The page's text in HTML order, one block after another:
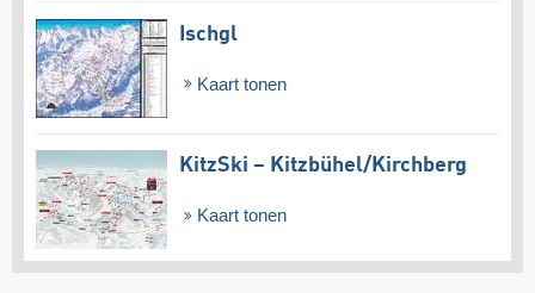
Ischgl
Kaart tonen
KitzSki – Kitzbühel/​Kirchberg
Kaart tonen